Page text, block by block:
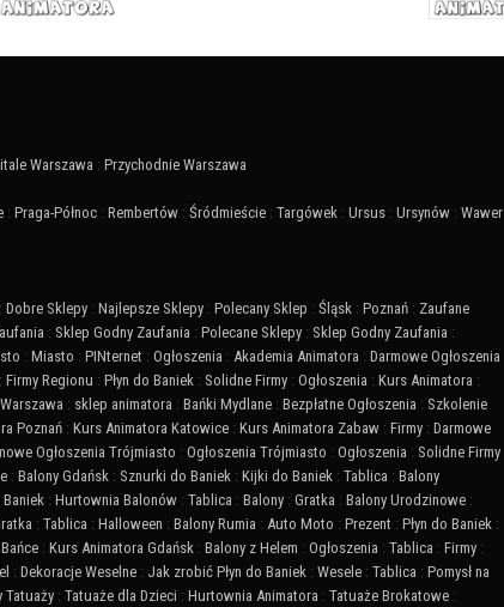
Warszawa : Przychodnie Warszawa
: Praga-Północ : Rembertów : Śródmieście : Targówek : Ursus : Ursynów : Wawer
: Dobre Sklepy : Najlepsze Sklepy : Polecany Sklep : Śląsk : Poznań : Zaufane
: Sklep Godny Zaufania : Polecane Sklepy : Sklep Godny Zaufania :
: Miasto : PINternet : Ogłoszenia : Akademia Animatora : Darmowe Ogłoszenia
: Firmy Regionu : Płyn do Baniek : Solidne Firmy : Ogłoszenia : Kurs Animatora :
: sklep animatora : Bańki Mydlane : Bezpłatne Ogłoszenia : Szkolenie
Poznań : Kurs Animatora Katowice : Kurs Animatora Zabaw : Firmy : Darmowe
Ogłoszenia Trójmiasto : Ogłoszenia Trójmiasto : Ogłoszenia : Solidne Firmy
: Balony Gdańsk : Sznurki do Baniek : Kijki do Baniek : Tablica : Balony
: Hurtownia Balonów : Tablica : Balony : Gratka : Balony Urodzinowe :
: Tablica : Halloween : Balony Rumia : Auto Moto : Prezent : Płyn do Baniek :
: Kurs Animatora Gdańsk : Balony z Helem : Ogłoszenia : Tablica : Firmy :
: Dekoracje Weselne : Jak zrobić Płyn do Baniek : Wesele : Tablica : Pomysł na
Tatuaży : Tatuaże dla Dzieci : Hurtownia Animatora : Tatuaże Brokatowe :